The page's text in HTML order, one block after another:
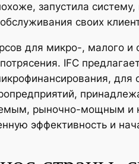
запустила
своих
для микро-, малого
IFC
рыночно-мощным и
эффективность и